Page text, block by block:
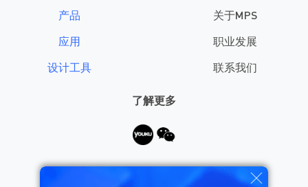
产品
应用
设计工具
关于MPS
职业发展
联系我们
了解更多